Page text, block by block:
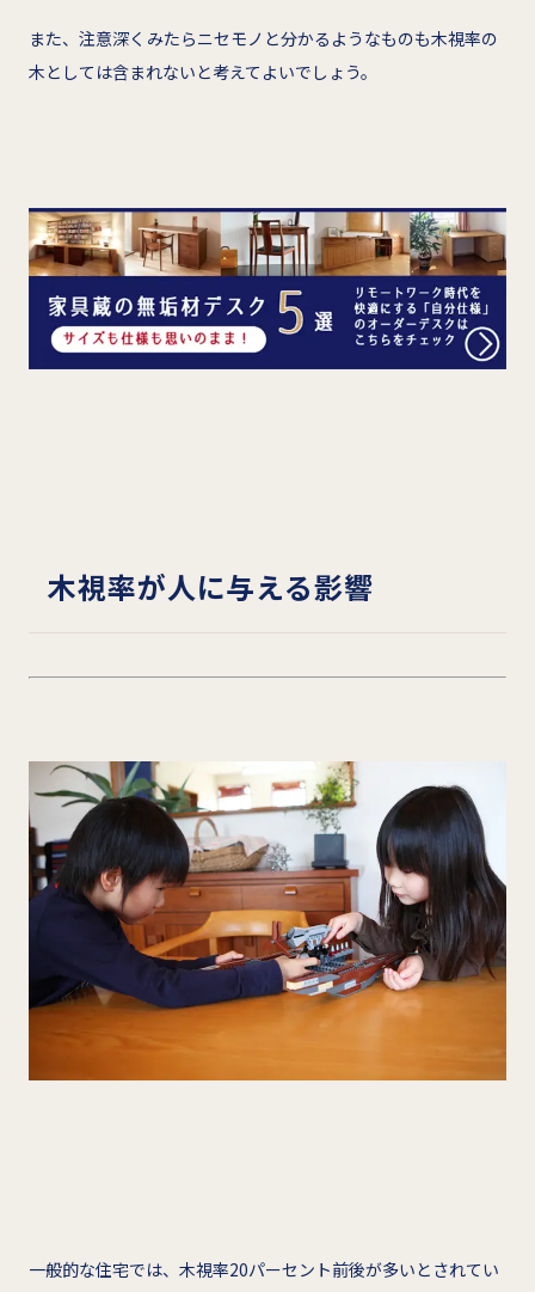
また、注意深くみたらニセモノと分かるようなものも木視率の
木としては含まれないと考えてよいでしょう。
木視率が人に与える影響
一般的な住宅では、木視率20パーセント前後が多いとされてい